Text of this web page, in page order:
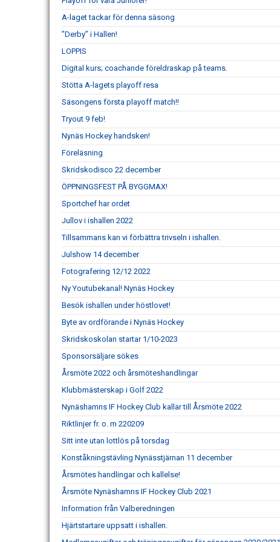
A-laget tackar för denna säsong
”Derby” i Hallen!
LOPPIS
Digital kurs; coachande föreldraskap på teams.
Stötta A-lagets playoff resa
Säsongens första playoff match!!
Tryout 9 feb!
Nynäs Hockey handsken!
Föreläsning
Skridskodisco 22 december
ÖPPNINGSFEST PÅ BYGGMAX!
Sportchef har ordet
Jullov i ishallen 2022
Tillsammans kan vi förbättra trivseln i ishallen.
Julshow 14 december
Fotografering 12/12 2022
Ny Youtubekanal! Nynäs Hockey
Besök ishallen under höstlovet!
Byte av ordförande i Nynäs Hockey
Skridskoskolan startar 1/10-2023
Sponsorsäljare sökes
Årsmöte 2022 och årsmöteshandlingar
Klubbmästerskap i Golf 2022
Nynäshamns IF Hockey Club kallar till Årsmöte 2022
Riktlinjer fr. o. m 220209
Sitt inte utan lottlös på torsdag
Konståkningstävling Nynässtjärnan 11 december
Årsmötes handlingar och kallelse!
Årsmöte Nynäshamns IF Hockey Club 2021
Information från Valberedningen
Hjärtstartare uppsatt i ishallen.